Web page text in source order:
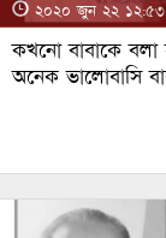
২০২০ জুন ২২
কখনো বাবাকে বলা
অনেক ভালোবাসি